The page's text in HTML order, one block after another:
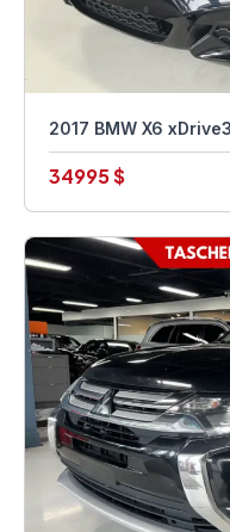
2017 BMW X6
34995 $